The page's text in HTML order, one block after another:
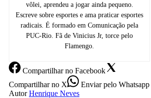
vôlei, aprendeu a jogar ainda pequeno.
Escreve sobre esportes e ama praticar esportes
radicais. É formado em Comunicação pela
PUC-Rio. Fã de Vinicius Jr, torce pelo
Flamengo.
Compartilharno Facebook
Compartilharno X Enviarpelo Whatsapp
Autor Henrique Neves